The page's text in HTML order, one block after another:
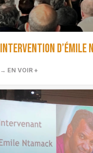
Intervention d’Émile
→ EN VOIR +